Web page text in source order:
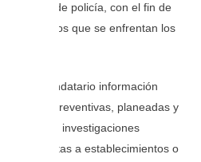
la función de policía, con el fin de
riesgos a los que se enfrentan los
al mandatario información
y/o preventivas, planeadas y
situación; investigaciones
impuestas a establecimientos o